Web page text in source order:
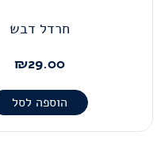
חרדל דבש
₪29.00
הוספה לסל